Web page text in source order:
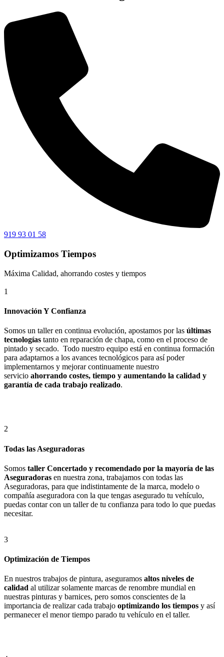
919 93 01 58
Optimizamos Tiempos
Máxima Calidad, ahorrando costes y tiempos
1
Innovación Y Confianza
Somos un taller en continua evolución, apostamos por las últimas
tecnologías tanto en reparación de chapa, como en el proceso de
pintado y secado. Todo nuestro equipo está en continua formación
para adaptarnos a los avances tecnológicos para así poder
implementarnos y mejorar continuamente nuestro
servicio ahorrando costes, tiempo y aumentando la calidad y
garantía de cada trabajo realizado.
2
Todas las Aseguradoras
Somos taller Concertado y recomendado por la mayoría de las
Aseguradoras en nuestra zona, trabajamos con todas las
Aseguradoras, para que indistintamente de la marca, modelo o
compañía aseguradora con la que tengas asegurado tu vehículo,
puedas contar con un taller de tu confianza para todo lo que puedas
necesitar.
3
Optimización de Tiempos
En nuestros trabajos de pintura, aseguramos altos niveles de
calidad al utilizar solamente marcas de renombre mundial en
nuestras pinturas y barnices, pero somos conscientes de la
importancia de realizar cada trabajo optimizando los tiempos y así
permanecer el menor tiempo parado tu vehículo en el taller.